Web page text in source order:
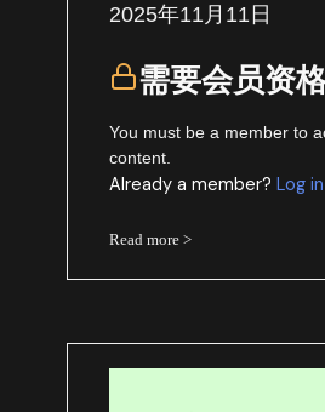
2025年11月11日
需要会员资
You must be a member to
content.
Already a member?Log
Read more >